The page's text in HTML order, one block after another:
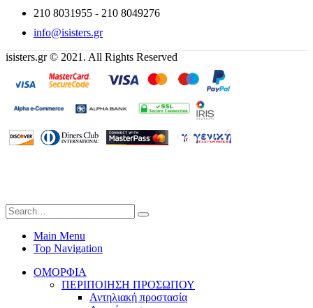
210 8031955 - 210 8049276
info@isisters.gr
isisters.gr © 2021. All Rights Reserved
Main Menu
Top Navigation
ΟΜΟΡΦΙΑ
ΠΕΡΙΠΟΙΗΣΗ ΠΡΟΣΩΠΟΥ
Αντηλιακή προστασία